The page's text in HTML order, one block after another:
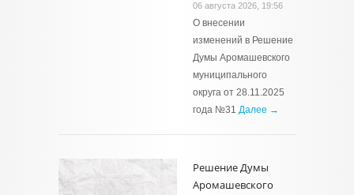
06 августа 2026, 19:56
О внесении
изменений в Решение
Думы Аромашевского
муниципального
округа от 28.11.2025
года №31 Далее →
Решение Думы
Аромашевского